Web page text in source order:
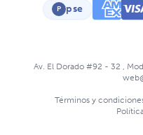
P pse
Av. El Dorado #92 - 32 ,
Términos y